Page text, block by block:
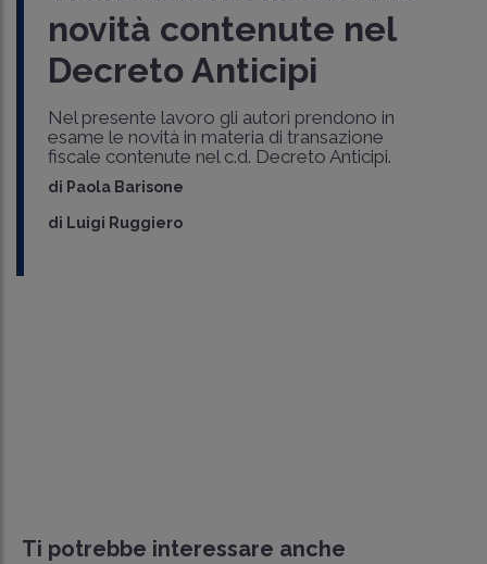
novità contenute nel
Decreto Anticipi
Nel presente lavoro gli autori prendono in
esame le novità in materia di transazione
fiscale contenute nel c.d. Decreto Anticipi.
di Paola Barisone
di Luigi Ruggiero
Ti potrebbe interessare anche